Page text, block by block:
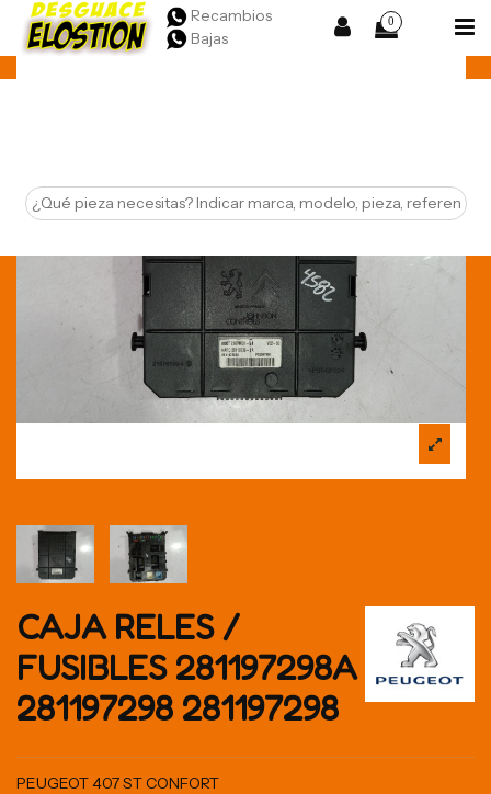
Recambios
Bajas
0
CAJA RELES /
FUSIBLES 281197298A
281197298 281197298
PEUGEOT 407 ST CONFORT